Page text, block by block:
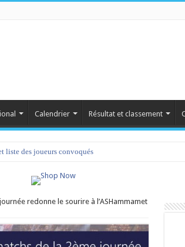
Calendrier Résultat et classement
liste des joueurs convoqués
redonne le sourire à l’ASHammamet